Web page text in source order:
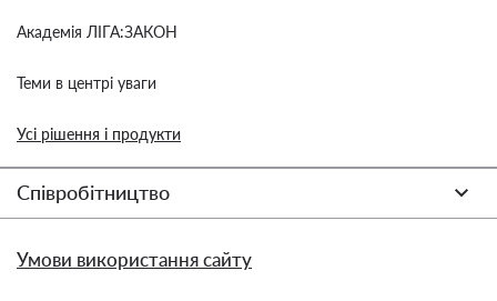
Академія ЛІГА:ЗАКОН
Теми в центрі уваги
Усі рішення і продукти
Співробітництво
Умови використання сайту